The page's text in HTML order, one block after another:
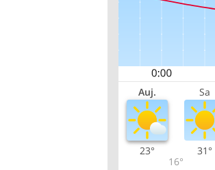
Auj. Sa
23°
16°
31°